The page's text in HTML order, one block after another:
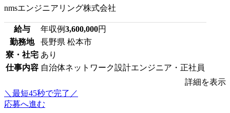
nmsエンジニアリング株式会社
給与 年収例3,600,000円
勤務地
長野県 松本市
寮・社宅 あり
仕事内容 自治体ネットワーク設計エンジニア・正社員
詳細を表示
＼最短45秒で完了／
応募へ進む